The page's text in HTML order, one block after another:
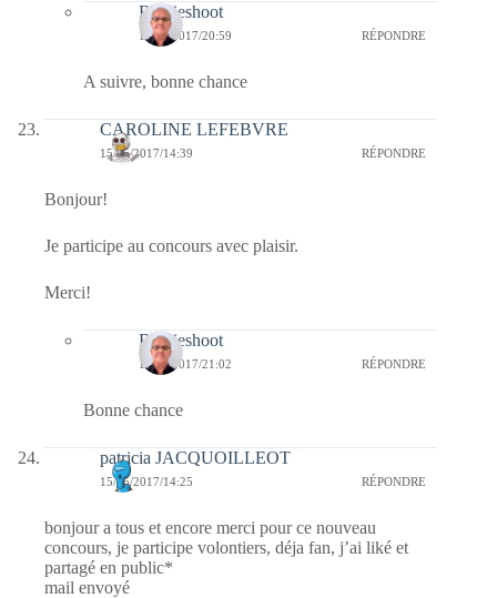
Bernieshoot
17/05/2017/20:59 RÉPONDRE
A suivre, bonne chance
CAROLINE LEFEBVRE
15/05/2017/14:39 RÉPONDRE
Bonjour!
Je participe au concours avec plaisir.
Merci!
Bernieshoot
17/05/2017/21:02 RÉPONDRE
Bonne chance
patricia JACQUOILLEOT
15/05/2017/14:25 RÉPONDRE
bonjour a tous et encore merci pour ce nouveau
concours, je participe volontiers, déja fan, j’ai liké et
partagé en public*
mail envoyé